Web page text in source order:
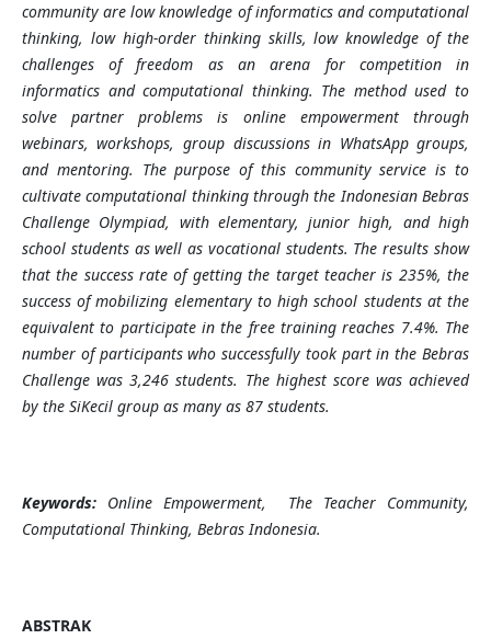
community are low knowledge of informatics and computational
thinking, low high-order thinking skills, low knowledge of the
challenges of freedom as an arena for competition in
informatics and computational thinking. The method used to
solve partner problems is online empowerment through
webinars, workshops, group discussions in WhatsApp groups,
and mentoring. The purpose of this community service is to
cultivate computational thinking through the Indonesian Bebras
Challenge Olympiad, with elementary, junior high, and high
school students as well as vocational students. The results show
that the success rate of getting the target teacher is 235%, the
success of mobilizing elementary to high school students at the
equivalent to participate in the free training reaches 7.4%. The
number of participants who successfully took part in the Bebras
Challenge was 3,246 students. The highest score was achieved
by the SiKecil group as many as 87 students.
Keywords: Online Empowerment, The Teacher Community,
Computational Thinking, BebrasIndonesia.
ABSTRAK